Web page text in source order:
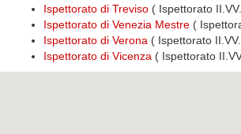
Ispettorato di Treviso ( Ispettorato
Ispettorato di Venezia Mestre (
Ispettorato di Verona ( Ispettorato
Ispettorato di Vicenza ( Ispettorato